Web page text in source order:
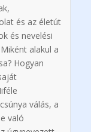
és az életút
és nevelési
alakul a
Hogyan
válás, a
való